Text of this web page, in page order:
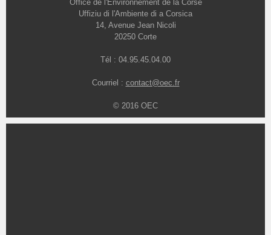
Office de l'Environnement de la Corse
Uffiziu di l'Ambiente di a Corsica
14, Avenue Jean Nicoli
20250 Corte
Tél : 04.95.45.04.00
Courriel : contact@oec.fr
© 2016 OEC